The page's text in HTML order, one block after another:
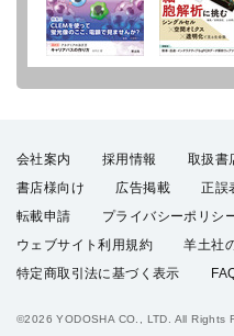
会社案内 採用情報 取扱書
書店様向け
広告掲載 正誤
転載申請
プライバシーポリシ
ウェブサイト利用規約
羊土社
特定商取引法に基づく表示
©2026 YODOSHA CO., LTD. All Rights